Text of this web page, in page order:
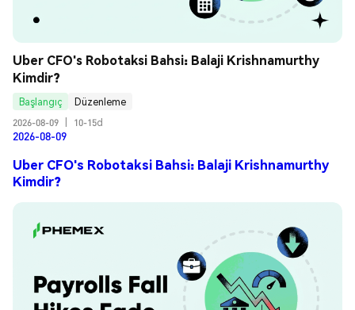
Uber CFO's Robotaksi Bahsi: Balaji Krishnamurthy
Kimdir?
Başlangıç
Düzenleme
2026-08-09
10-15d
2026-08-09
Uber CFO's Robotaksi Bahsi: Balaji Krishnamurthy
Kimdir?